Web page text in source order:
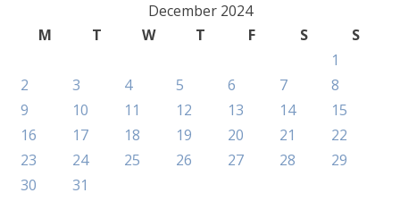
December 2024
M
T W T F S
S
1
2
3 4 5 6 7
8
9
10 11 12 13 14
15
16
17 18 19 20 21
22
23
24 25 26 27 28
29
30
31